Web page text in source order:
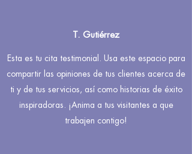
T. Gutiérrez
Esta es tu cita testimonial. Usa este espacio para
compartir las opiniones de tus clientes acerca de
ti y de tus servicios, así como historias de éxito
inspiradoras. ¡Anima a tus visitantes a que
trabajen contigo!